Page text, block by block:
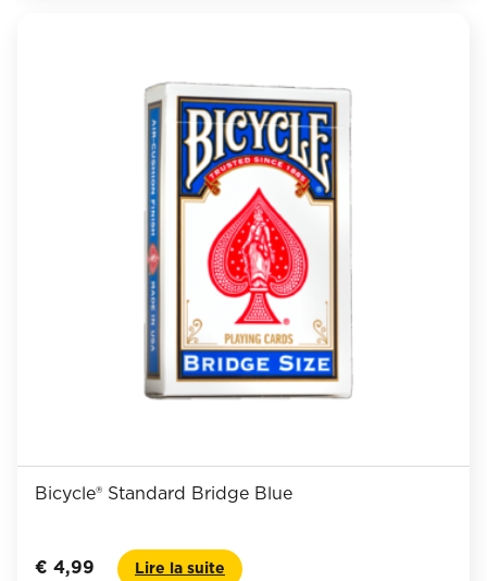
Bicycle® Standard Bridge Blue
€ 4,99 Lire la suite